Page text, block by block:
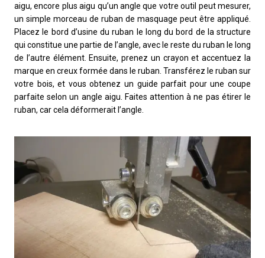
aigu, encore plus aigu qu’un angle que votre outil peut mesurer,
un simple morceau de ruban de masquage peut être appliqué.
Placez le bord d’usine du ruban le long du bord de la structure
qui constitue une partie de l’angle, avec le reste du ruban le long
de l’autre élément. Ensuite, prenez un crayon et accentuez la
marque en creux formée dans le ruban. Transférez le ruban sur
votre bois, et vous obtenez un guide parfait pour une coupe
parfaite selon un angle aigu. Faites attention à ne pas étirer le
ruban, car cela déformerait l’angle.